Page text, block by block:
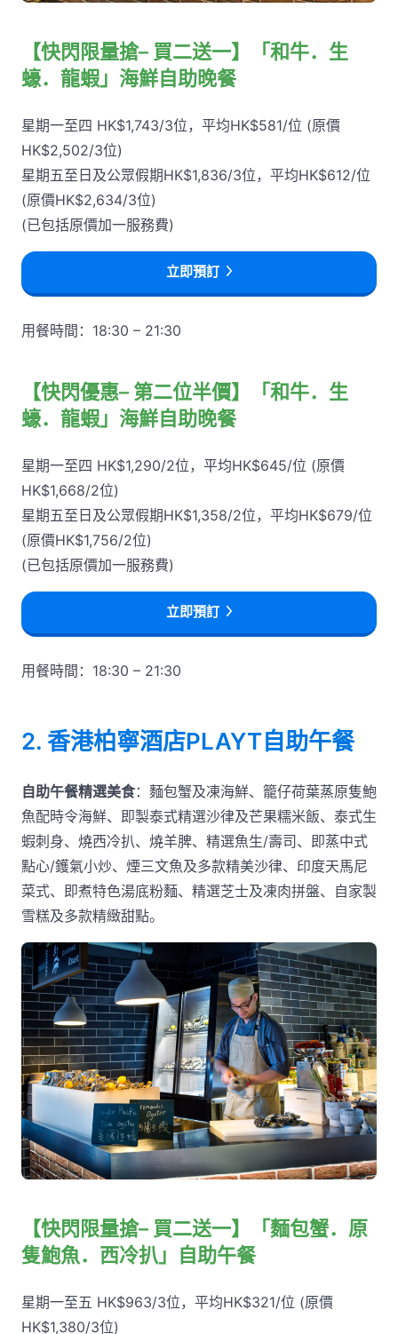
【快閃限量搶– 買二送一】「和牛．生
蠔．龍蝦」海鮮自助晚餐
星期一至四 HK$1,743/3位，平均HK$581/位 (原價
HK$2,502/3位)
星期五至日及公眾假期HK$1,836/3位，平均HK$612/位
(原價HK$2,634/3位)
(已包括原價加一服務費)
立即預訂
用餐時間：18:30 – 21:30
【快閃優惠– 第二位半價】「和牛．生
蠔．龍蝦」海鮮自助晚餐
星期一至四 HK$1,290/2位，平均HK$645/位 (原價
HK$1,668/2位)
星期五至日及公眾假期HK$1,358/2位，平均HK$679/位
(原價HK$1,756/2位)
(已包括原價加一服務費)
立即預訂
用餐時間：18:30 – 21:30
2. 香港柏寧酒店PLAYT自助午餐
自助午餐精選美食：麵包蟹及凍海鮮、籠仔荷葉蒸原隻鮑
魚配時令海鮮、即製泰式精選沙律及芒果糯米飯、泰式生
蝦刺身、燒西冷扒、燒羊脾、精選魚生/壽司、即蒸中式
點心/鑊氣小炒、煙三文魚及多款精美沙律、印度天馬尼
菜式、即煮特色湯底粉麵、精選芝士及凍肉拼盤、自家製
雪糕及多款精緻甜點。
【快閃限量搶– 買二送一】「麵包蟹．原
隻鮑魚．西冷扒」自助午餐
星期一至五 HK$963/3位，平均HK$321/位 (原價
HK$1,380/3位)